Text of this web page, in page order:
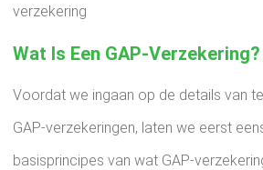
verzekering
Wat Is Een GAP-Verzekering?
Voordat we ingaan op de details van
GAP-verzekeringen, laten we eerst
basisprincipes van wat GAP-